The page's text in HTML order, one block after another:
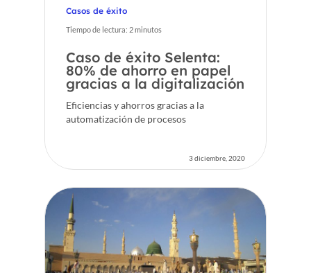
Casos de éxito
Tiempo de lectura: 2minutos
Caso de éxito Selenta:
80% de ahorro en papel
gracias a la digitalización
Eficiencias y ahorros gracias a la
automatización de procesos
3 diciembre, 2020